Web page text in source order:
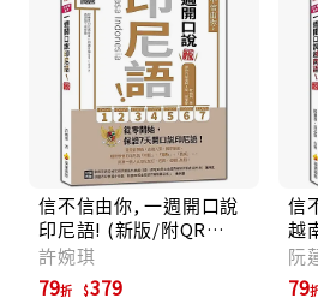
信不信由你, 一週開口說
印尼語! (新版/附QR
Code)
許婉琪
79折 379
信
越
阮
79